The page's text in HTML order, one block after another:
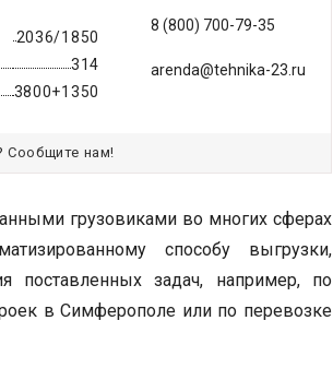
2036/1850
314
3800+1350
8 (800) 700-79-35
arenda@tehnika-23.ru
Сообщите нам!
грузовиками во многих сферах
способу выгрузки,
поставленных задач, например, по
в Симферополе или по перевозке